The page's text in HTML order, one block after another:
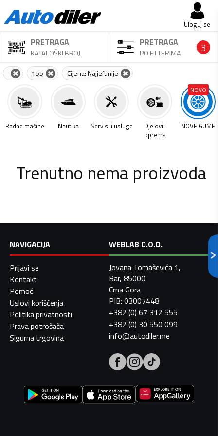
Uloguj se
PRETRAGA
KATALOŠKI BROJ
PRETRAGA
PO FILTERIMA 3
155 Cijena: Najjeftinije
Radne mašine Nautika Servisi i usluge
Djelovi i
oprema
NOVO
NOVE GUME
Trenutno nema proizvoda
NAVIGACIJA
Prijavi se
Kontakt
Pomoć
Uslovi korišćenja
Politika privatnosti
Prava potrošača
Sigurna trgovina
WEBLAB D.O.O.
Jovana Tomaševića 1,
Bar, 85000
Crna Gora
PIB: 03007448
+382 (0) 67 312 555
+382 (0) 30 550 099
info@autodiler.me